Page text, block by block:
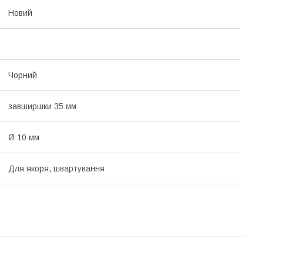
Новий
Чорний
завширшки 35 мм
Ø 10 мм
Для якоря, швартування